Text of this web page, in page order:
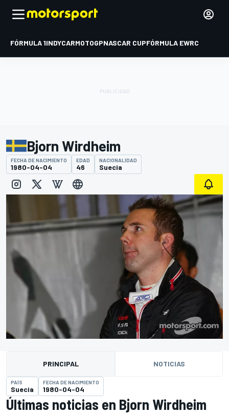
FÓRMULA 1INDYCARMOTOGPNASCAR CUPFÓRMULA EWRC
Bjorn Wirdheim
FECHA DE NACIMIENTO
1980-04-04
EDAD
46
NACIONALIDAD
Suecia
PRINCIPAL NOTICIAS
PAÍS
Suecia
FECHA DE NACIMIENTO
1980-04-04
Últimas noticias en Bjorn Wirdheim